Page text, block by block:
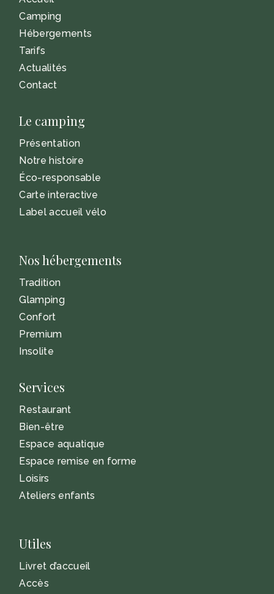
Camping
Hébergements
Tarifs
Actualités
Contact
Le camping
Présentation
Notre histoire
Éco-responsable
Carte interactive
Label accueil vélo
Nos hébergements
Tradition
Glamping
Confort
Premium
Insolite
Services
Restaurant
Bien-être
Espace aquatique
Espace remise en forme
Loisirs
Ateliers enfants
Utiles
Livret d’accueil
Accès